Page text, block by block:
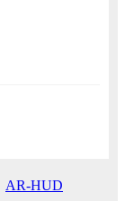
AR-HUD